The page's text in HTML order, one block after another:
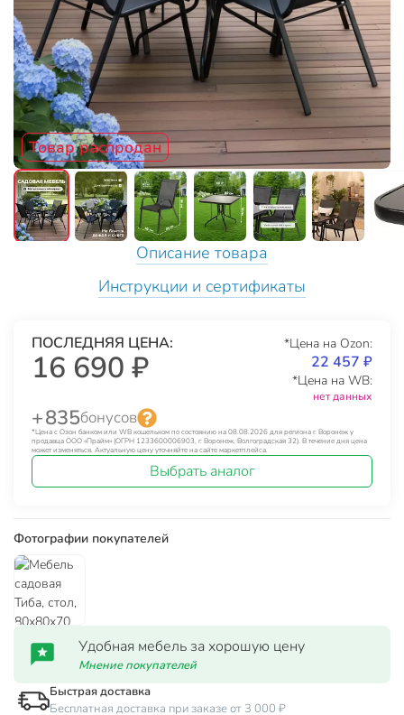
Товар распродан
Описание товара
Инструкции и сертификаты
ПОСЛЕДНЯЯ ЦЕНА:
16 690 ₽
*Цена на Ozon:
22 457 ₽
*Цена на WB:
нет данных
+ 835бонусов
*Цена с Озон банком или WB кошельком по состоянию на 08.08.2026 для региона г. Воронеж у
продавца ООО «Прайм» (ОГРН 1233600006903, г. Воронеж, Волгоградская 32). В течение дня цена
может изменяться. Актуальную цену уточняйте на сайте маркетплейса.
Выбрать аналог
Фотографии покупателей
Удобная мебель за хорошую цену
Мнение покупателей
Быстрая доставка
Бесплатная доставка при заказе от 3 000 ₽